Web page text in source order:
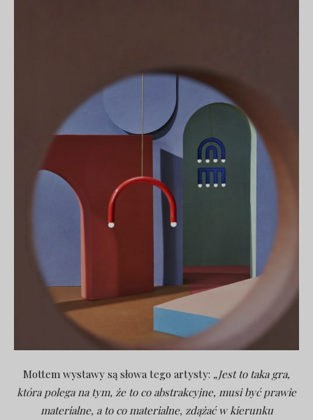
Mottem wystawy są słowa tego artysty: „Jest to taka gra,
która polega na tym, że to co abstrakcyjne, musi być prawie
materialne, a to co materialne, zdążać w kierunku